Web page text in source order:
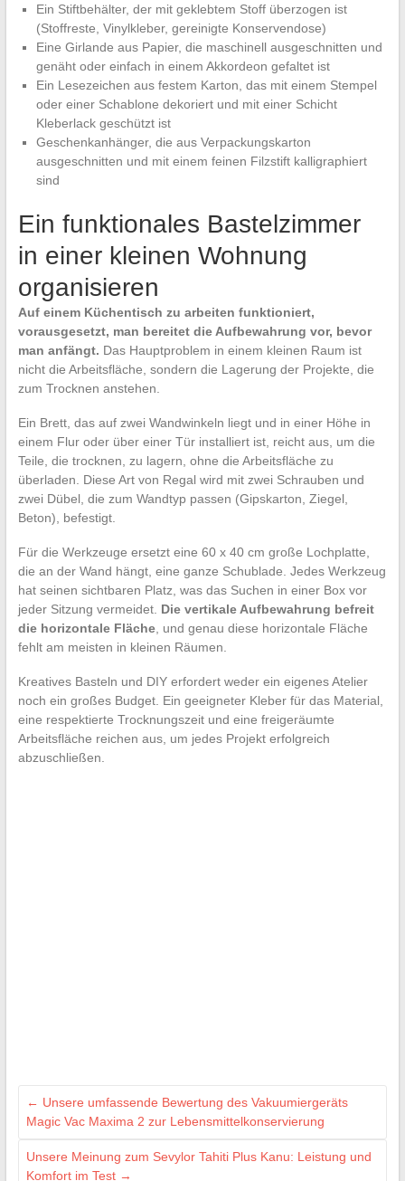
Ein Stiftbehälter, der mit geklebtem Stoff überzogen ist
(Stoffreste, Vinylkleber, gereinigte Konservendose)
Eine Girlande aus Papier, die maschinell ausgeschnitten und
genäht oder einfach in einem Akkordeon gefaltet ist
Ein Lesezeichen aus festem Karton, das mit einem Stempel
oder einer Schablone dekoriert und mit einer Schicht
Kleberlack geschützt ist
Geschenkanhänger, die aus Verpackungskarton
ausgeschnitten und mit einem feinen Filzstift kalligraphiert
sind
Ein funktionales Bastelzimmer
in einer kleinen Wohnung
organisieren
Auf einem Küchentisch zu arbeiten funktioniert,
vorausgesetzt, man bereitet die Aufbewahrung vor, bevor
man anfängt. Das Hauptproblem in einem kleinen Raum ist
nicht die Arbeitsfläche, sondern die Lagerung der Projekte, die
zum Trocknen anstehen.
Ein Brett, das auf zwei Wandwinkeln liegt und in einer Höhe in
einem Flur oder über einer Tür installiert ist, reicht aus, um die
Teile, die trocknen, zu lagern, ohne die Arbeitsfläche zu
überladen. Diese Art von Regal wird mit zwei Schrauben und
zwei Dübel, die zum Wandtyp passen (Gipskarton, Ziegel,
Beton), befestigt.
Für die Werkzeuge ersetzt eine 60 x 40 cm große Lochplatte,
die an der Wand hängt, eine ganze Schublade. Jedes Werkzeug
hat seinen sichtbaren Platz, was das Suchen in einer Box vor
jeder Sitzung vermeidet. Die vertikale Aufbewahrung befreit
die horizontale Fläche, und genau diese horizontale Fläche
fehlt am meisten in kleinen Räumen.
Kreatives Basteln und DIY erfordert weder ein eigenes Atelier
noch ein großes Budget. Ein geeigneter Kleber für das Material,
eine respektierte Trocknungszeit und eine freigeräumte
Arbeitsfläche reichen aus, um jedes Projekt erfolgreich
abzuschließen.
← Unsere umfassende Bewertung des Vakuumiergeräts
Magic Vac Maxima 2 zur Lebensmittelkonservierung
Unsere Meinung zum Sevylor Tahiti Plus Kanu: Leistung und
Komfort im Test →